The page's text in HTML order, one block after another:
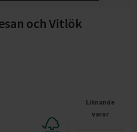
och Vitlök
Liknande
varor